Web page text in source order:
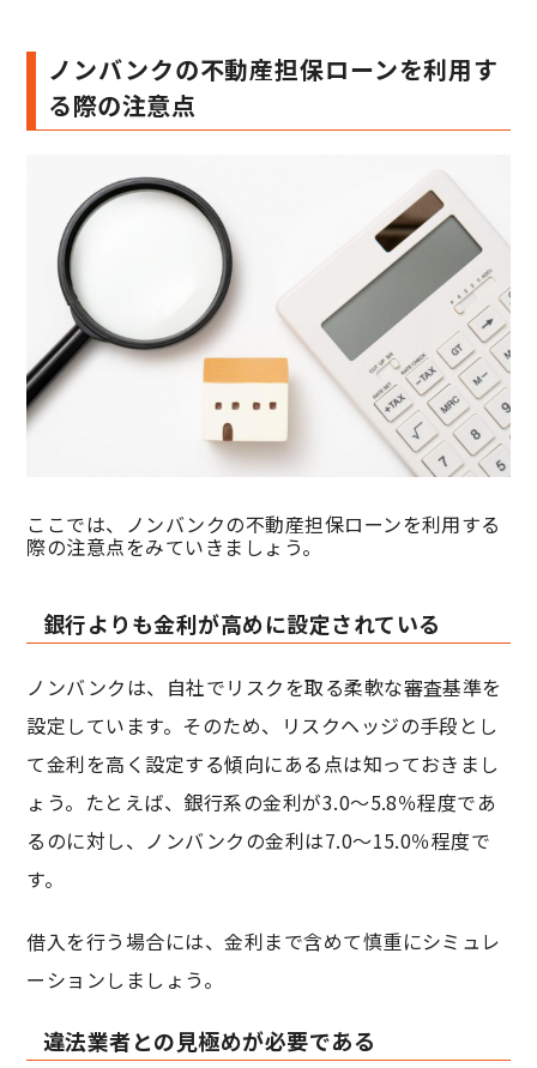
ノンバンクの不動産担保ローンを利用す
る際の注意点
ここでは、ノンバンクの不動産担保ローンを利用する
際の注意点をみていきましょう。
銀行よりも金利が高めに設定されている
ノンバンクは、自社でリスクを取る柔軟な審査基準を
設定しています。そのため、リスクヘッジの手段とし
て金利を高く設定する傾向にある点は知っておきまし
ょう。たとえば、銀行系の金利が3.0～5.8％程度であ
るのに対し、ノンバンクの金利は7.0～15.0％程度で
す。
借入を行う場合には、金利まで含めて慎重にシミュレ
ーションしましょう。
違法業者との見極めが必要である